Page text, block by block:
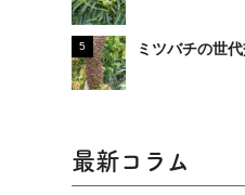
ミツバチの世
最新コラム